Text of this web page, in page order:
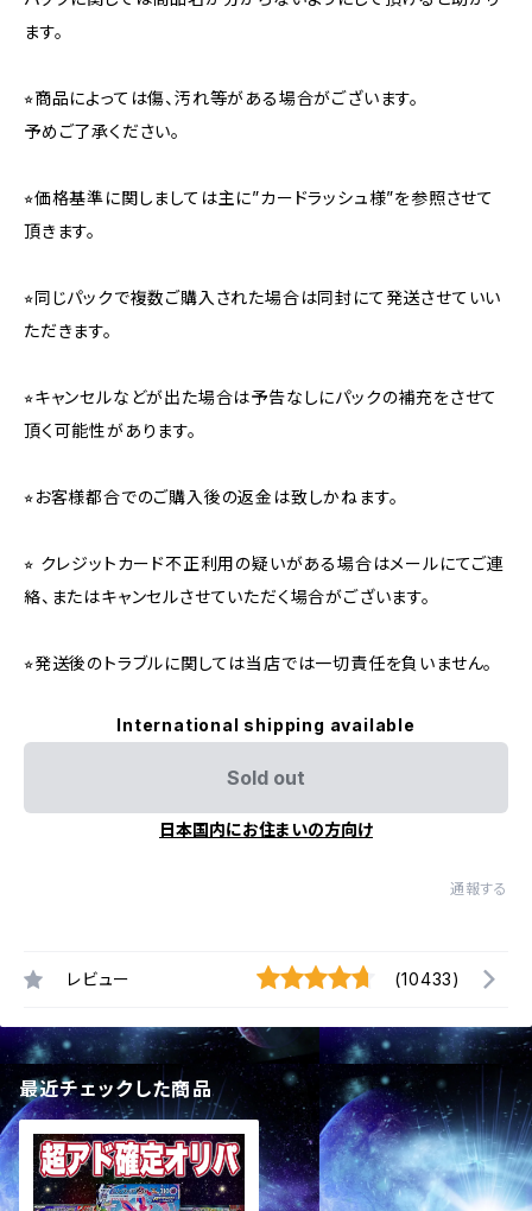
ます。
⭐︎商品によっては傷、汚れ等がある場合がございます。
予めご了承ください。
⭐︎価格基準に関しましては主に”カードラッシュ様”を参照させて
頂きます。
⭐︎同じパックで複数ご購入された場合は同封にて発送させていい
ただきます。
⭐︎キャンセルなどが出た場合は予告なしにパックの補充をさせて
頂く可能性があります。
⭐︎お客様都合でのご購入後の返金は致しかねます。
⭐︎ クレジットカード不正利用の疑いがある場合はメールにてご連
絡、またはキャンセルさせていただく場合がございます。
⭐︎発送後のトラブルに関しては当店では一切責任を負いません。
International shipping available
Sold out
日本国内にお住まいの方向け
通報する
レビュー (10433)
最近チェックした商品